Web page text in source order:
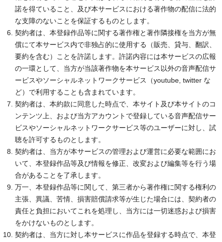
諾を得ていること、及び本サービスにおける著作物の配信に法的
な支障のないことを保証するものとします。
契約者は、本登録作品等に関する著作権と著作隣接権を当方が無
償にて本サービス内で非独占的に使用する（販売、貸与、翻訳、
要約を含む）ことを許諾します。許諾内容には本サービスの広報
の一環として、当方が当該著作物を本サービス以外の音声配信サ
ービスやソーシャルネットワークサービス（youtube, twitter な
ど）で利用することも含まれています。
契約者は、本約款に同意した時点で、本サイト及び本サイトのコ
ンテンツ上、および当方アカウントで登録している音声配信サー
ビスやソーシャルネットワークサービス等のユーザーに対し、試
聴を許可するものとします。
契約者は、当方が本サービスの管理および運営に必要な範囲にお
いて、本登録作品等及び情報を修正、改変および編集等を行う場
合があることを了承します。
万一、本登録作品等に関して、第三者から著作権に関する権利の
主張、異議、苦情、損害賠償請求等が生じた場合には、契約者の
責任と負担においてこれを処理し、当方には一切迷惑および損害
をかけないものとします。
契約者は、当方に対し本サービスに作品を登録する時点で、本登